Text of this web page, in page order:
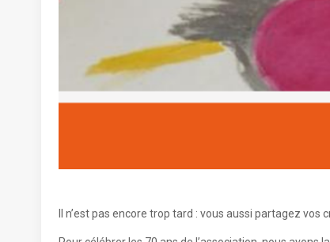
Il n’est pas encore trop tard : vous aussi partagez vos